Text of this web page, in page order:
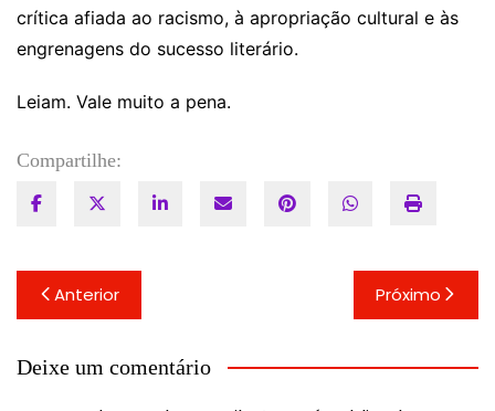
crítica afiada ao racismo, à apropriação cultural e às
engrenagens do sucesso literário.
Leiam. Vale muito a pena.
Compartilhe:
Navegação
de
Post
Anterior Próximo
Deixe um comentário